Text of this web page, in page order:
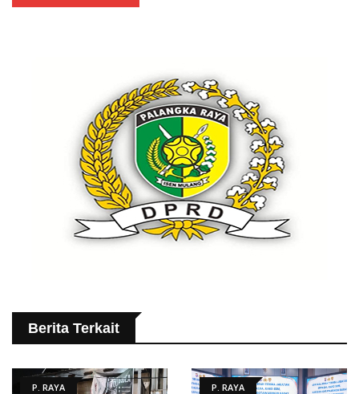
Berita Terkait
P. RAYA P. RAYA